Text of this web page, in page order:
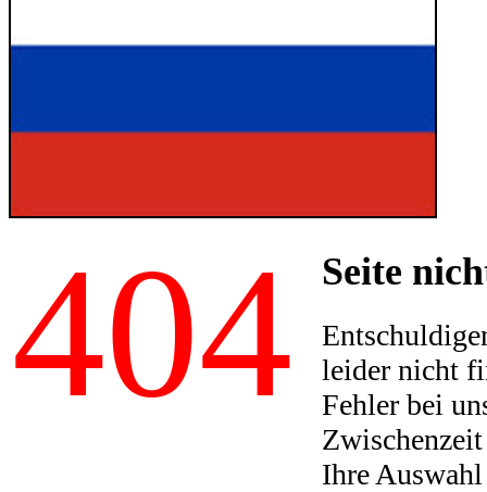
404 Seite
leider nicht
Fehler bei
Ihre